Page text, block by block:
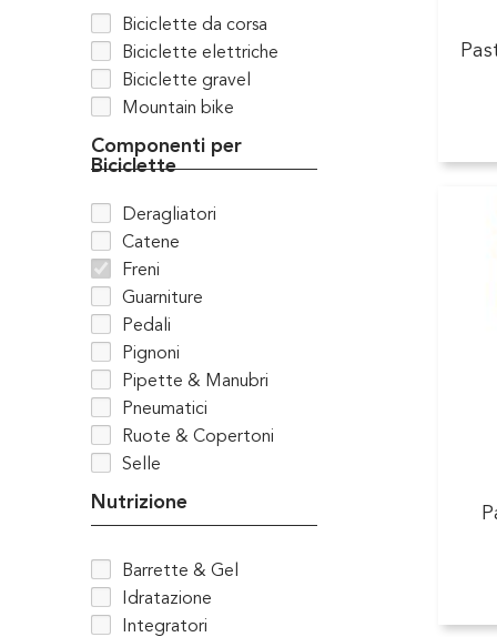
Biciclette da corsa
Biciclette elettriche
Biciclette gravel
Mountain bike
Componenti per
Biciclette
Deragliatori
Catene
Freni
Guarniture
Pedali
Pignoni
Pipette & Manubri
Pneumatici
Ruote & Copertoni
Selle
Nutrizione
Barrette & Gel
Idratazione
Integratori